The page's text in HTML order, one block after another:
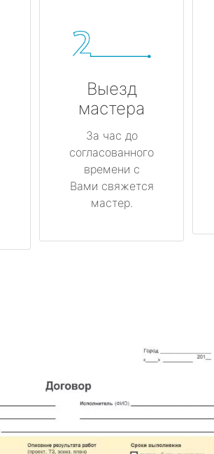
Выезд
мастера
За час до
согласованного
времени с
Вами свяжется
мастер.